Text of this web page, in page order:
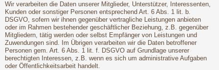
Wir verarbeiten die Daten unserer Mitglieder, Unterstützer, Interessenten,
Kunden oder sonstiger Personen entsprechend Art. 6 Abs. 1 lit. b.
DSGVO, sofern wir ihnen gegenüber vertragliche Leistungen anbieten
oder im Rahmen bestehender geschäftlicher Beziehung, z.B. gegenüber
Mitgliedern, tätig werden oder selbst Empfänger von Leistungen und
Zuwendungen sind. Im Übrigen verarbeiten wir die Daten betroffener
Personen gem. Art. 6 Abs. 1 lit. f. DSGVO auf Grundlage unserer
berechtigten Interessen, z.B. wenn es sich um administrative Aufgaben
oder Öffentlichkeitsarbeit handelt.